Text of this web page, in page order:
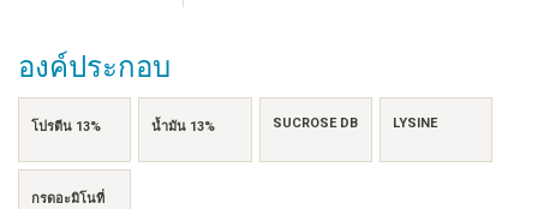
องค์ประกอบ
โปรตีน 13% น้ำมัน 13% SUCROSE DB LYSINE
กรดอะมิโนที่